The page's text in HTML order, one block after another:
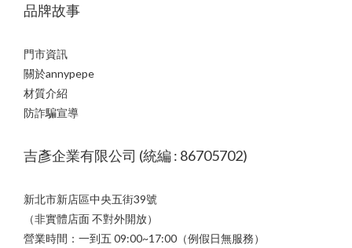
品牌故事
門市資訊
關於annypepe
材質介紹
防詐騙宣導
吉彥企業有限公司 (統編 : 86705702)
新北市新店區中央五街39號
（非實體店面 不對外開放）
營業時間：一到五 09:00~17:00（例假日無服務）